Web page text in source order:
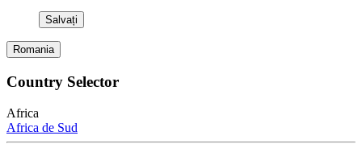
Salvați
Romania
Country Selector
Africa
Africa de Sud